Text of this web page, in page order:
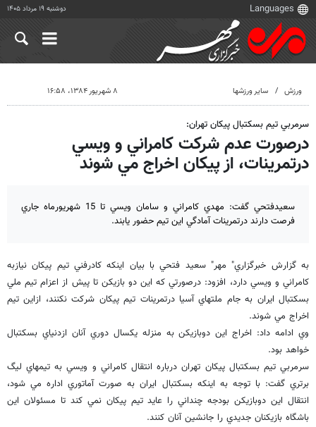
دوشنبه ۱۹ مرداد ۱۴۰۵
ورزش سایر ورزشها ۸ شهریور ۱۳۸۴، ۱۶:۵۸
سرمربي تيم بسكتبال پيكان تهران:
درصورت عدم شركت كامراني و ويسي
درتمرينات، از پيكان اخراج مي شوند
سعيدفتحي گفت: مهدي كامراني و سامان ويسي تا 15 شهريورماه جاري
فرصت دارند درتمرينات آمادگي اين تيم حضور يابند.
به گزارش خبرگزاري" مهر" سعيد فتحي با بيان اينكه كادرفني تيم پيكان نيازبه
كامراني و ويسي دارد، افزود: درصورتي كه اين دو بازيكن تا پيش از اعزام تيم ملي
بسكتبال ايران به جام ملتهاي آسيا درتمرينات تيم پيكان شركت نكنند، ازاين تيم
اخراج مي شوند.
وي ادامه داد: اخراج اين دوبازيكن به منزله يكسال دوري آنان ازدنياي بسكتبال
خواهد بود.
سرمربي تيم بسكتبال پيكان تهران درباره انتقال كامراني و ويسي به تيمهاي ليگ
برتري گفت: با توجه به اينكه بسكتبال ايران به صورت آماتوري اداره مي شود،
انتقال اين دوبازيكن بودجه چنداني را عايد تيم پيكان نمي كند تا مسئولان اين
باشگاه بازيكنان جديدي را جانشين آنان كنند.